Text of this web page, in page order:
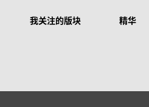
我关注的版块 精华